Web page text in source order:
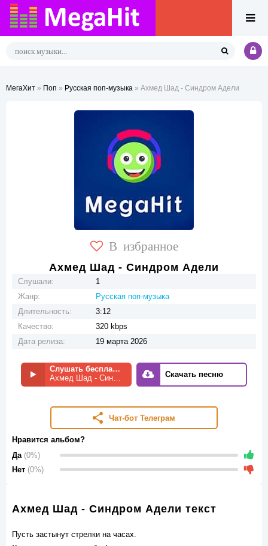
МегаХит » Поп » Русская поп-музыка » Ахмед Шад - Синдром Адели
В избранное
Ахмед Шад - Синдром Адели
Слушали:
1
Жанр:
Русская поп-музыка
Длительность:
3:12
Качество:
320 kbps
Дата релиза:
19 марта 2026
Слушать бесплатно
Ахмед Шад - Синдром Адели
Скачать песню
Чат-бот Телеграм
Нравится альбом?
Да (0%)
Нет (0%)
Ахмед Шад - Синдром Адели текст
Пусть застынут стрелки на часах.